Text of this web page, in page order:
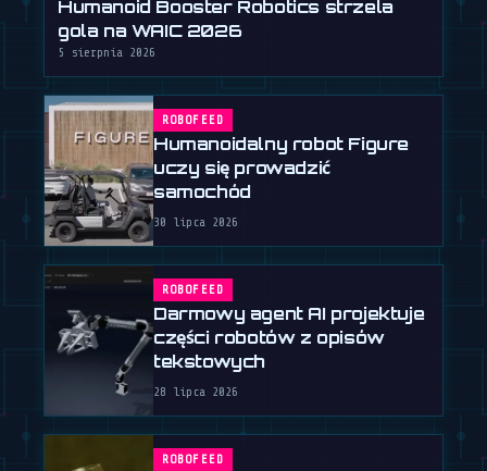
Humanoid Booster Robotics strzela
gola na WAIC 2026
5 sierpnia 2026
ROBOFEED
Humanoidalny robot Figure
uczy się prowadzić
samochód
30 lipca 2026
ROBOFEED
Darmowy agent AI projektuje
części robotów z opisów
tekstowych
28 lipca 2026
ROBOFEED